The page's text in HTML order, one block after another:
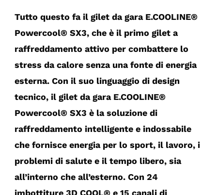
Tutto questo fa il gilet da gara E.COOLINE®
Powercool® SX3, che è il primo gilet a
raffreddamento attivo per combattere lo
stress da calore senza una fonte di energia
esterna. Con il suo linguaggio di design
tecnico, il gilet da gara E.COOLINE®
Powercool® SX3 è la soluzione di
raffreddamento intelligente e indossabile
che fornisce energia per lo sport, il lavoro, i
problemi di salute e il tempo libero, sia
all’interno che all’esterno. Con 24
imbottiture 3D COOL® e 15 canali di